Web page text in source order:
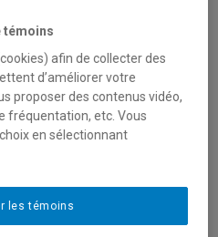
:
dans la
sujet et
tactile
témoins
afin de collecter des
d’améliorer votre
proposer des contenus vidéo,
fréquentation, etc. Vous
en sélectionnant
les témoins